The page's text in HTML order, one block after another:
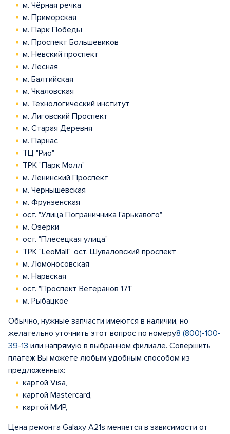
м. Чёрная речка
м. Приморская
м. Парк Победы
м. Проспект Большевиков
м. Невский проспект
м. Лесная
м. Балтийская
м. Чкаловская
м. Технологический институт
м. Лиговский Проспект
м. Старая Деревня
м. Парнас
ТЦ "Рио"
ТРК "Парк Молл"
м. Ленинский Проспект
м. Чернышевская
м. Фрунзенская
ост. "Улица Пограничника Гарькавого"
м. Озерки
ост. "Плесецкая улица"
ТРК "LeoMall", ост. Шуваловский проспект
м. Ломоносовская
м. Нарвская
ост. "Проспект Ветеранов 171"
м. Рыбацкое
Обычно, нужные запчасти имеются в наличии, но
желательно уточнить этот вопрос по номеру8 (800)-100-
39-13 или напрямую в выбранном филиале. Совершить
платеж Вы можете любым удобным способом из
предложенных:
картой Visa,
картой Mastercard,
картой МИР,
Цена ремонта Galaxy A21s меняется в зависимости от